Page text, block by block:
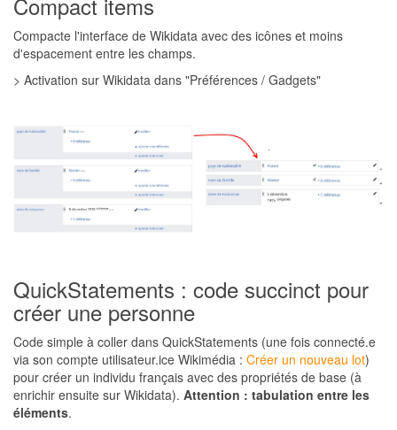
Compacte l'interface de Wikidata avec des icônes et moins
d'espacement entre les champs.
> Activation sur Wikidata dans "Préférences / Gadgets"
QuickStatements : code succinct pour
créer une personne
Code simple à coller dans QuickStatements (une fois connecté.e
via son compte utilisateur.ice Wikimédia : Créer un nouveau lot)
pour créer un individu français avec des propriétés de base (à
enrichir ensuite sur Wikidata). Attention : tabulation entre les
éléments.